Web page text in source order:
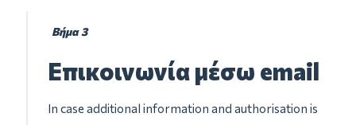
Βήμα 3
Επικοινωνία μέσω email
In case additional information and authorisation is